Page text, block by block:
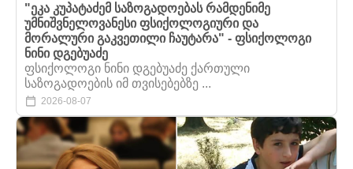
"ეკა კუპატაძემ საზოგადოებას რამდენიმე
უმნიშვნელოვანესი ფსიქოლოგიური და
მორალური გაკვეთილი ჩაუტარა" - ფსიქოლოგი
ნინი დგებუაძე
ფსიქოლოგი ნინი დგებუაძე ქართული
საზოგადოების იმ თვისებებზე ...
2026-08-07